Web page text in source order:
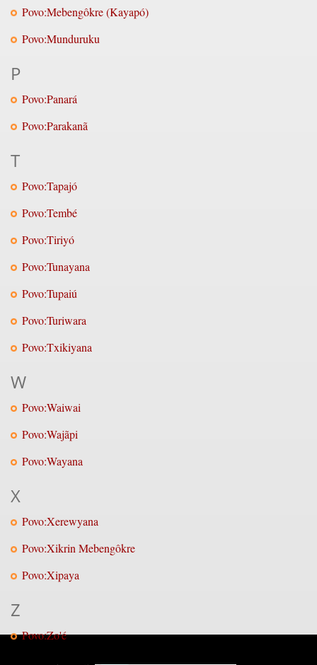
Povo:Mebengôkre (Kayapó)
Povo:Munduruku
P
Povo:Panará
Povo:Parakanã
T
Povo:Tapajó
Povo:Tembé
Povo:Tiriyó
Povo:Tunayana
Povo:Tupaiú
Povo:Turiwara
Povo:Txikiyana
W
Povo:Waiwai
Povo:Wajãpi
Povo:Wayana
X
Povo:Xerewyana
Povo:Xikrin Mebengôkre
Povo:Xipaya
Z
Povo:Zo'é